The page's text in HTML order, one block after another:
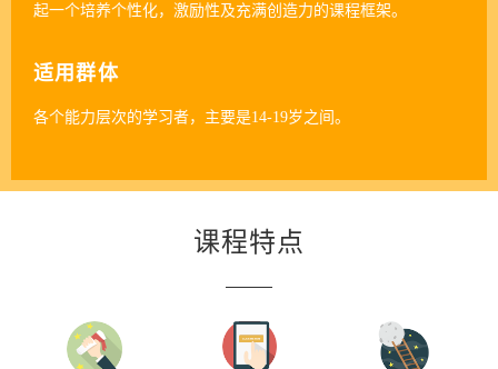
起一个培养个性化，激励性及充满创造力的课程框架。
适用群体
各个能力层次的学习者，主要是14-19岁之间。
课程特点